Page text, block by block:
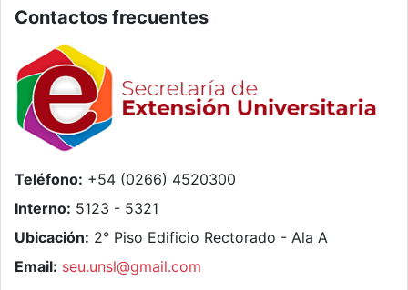
Contactos frecuentes
Teléfono: +54 (0266) 4520300
Interno: 5123 - 5321
Ubicación: 2° Piso Edificio Rectorado - Ala A
Email: seu.unsl@gmail.com